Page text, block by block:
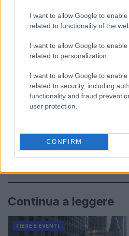
I want to allow Google to
related to functionality of the
I want to allow Google to
related to personalization.
I want to allow Google to
related to security, including
functionality and fraud
user protection.
CONFIRM
Continua a leggere
FIERE E EVENTI